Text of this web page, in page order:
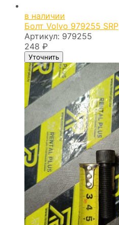
в наличии
Болт Volvo 979255 SRP
Артикул: 979255
248 ₽
Уточнить